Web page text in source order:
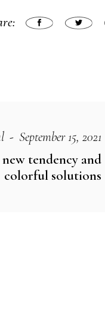
September 15, 2021
tendency and
colorful solutions